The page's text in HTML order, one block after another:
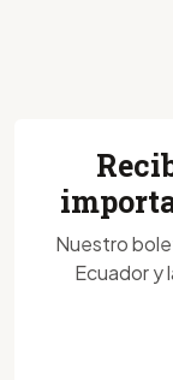
Nuestro
Ecuador y